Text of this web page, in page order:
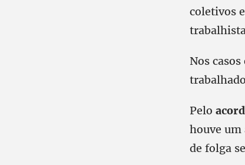
coletivos
Nos
Pelo
houve um
de folga